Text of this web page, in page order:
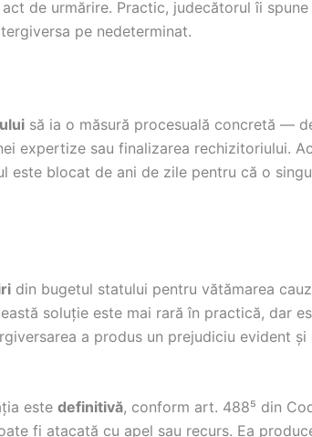
de urmărire. Practic, judecătorul îi spune
pe nedeterminat.
să ia o măsură procesuală concretă —
expertize sau finalizarea rechizitoriului.
este blocat de ani de zile pentru că o
din bugetul statului pentru vătămarea
soluție este mai rară în practică, dar
a produs un prejudiciu evident și
este definitivă, conform art. 488⁵ din
fi atacată cu apel sau recurs. Ea